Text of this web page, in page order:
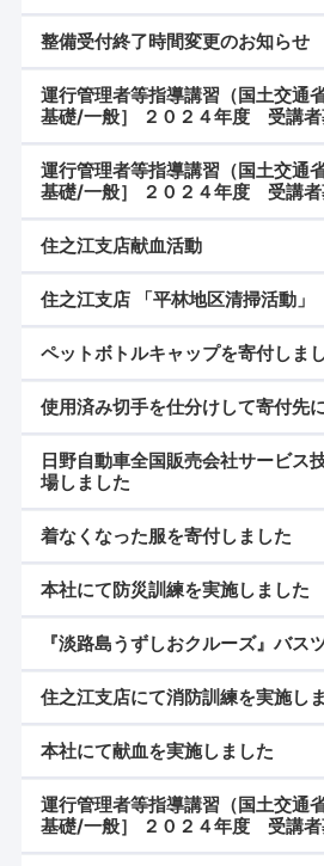
整備受付終了時間変更のお知らせ
運行管理者等指導講習（国土交通
基礎/一般］ ２０２４年度 受講者
運行管理者等指導講習（国土交通
基礎/一般］ ２０２４年度 受講者
住之江支店献血活動
住之江支店 「平林地区清掃活動」
ペットボトルキャップを寄付しま
使用済み切手を仕分けして寄付先
日野自動車全国販売会社サービス
場しました
着なくなった服を寄付しました
本社にて防災訓練を実施しました
『淡路島うずしおクルーズ』バス
住之江支店にて消防訓練を実施し
本社にて献血を実施しました
運行管理者等指導講習（国土交通
基礎/一般］ ２０２４年度 受講者